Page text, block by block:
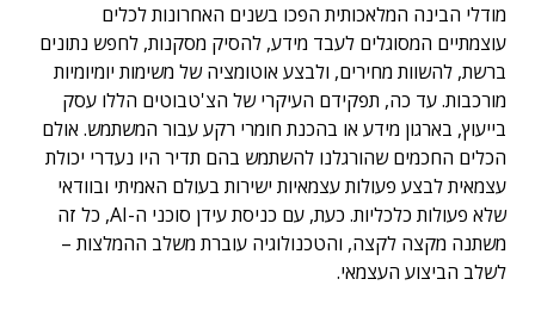
מודלי הבינה המלאכותית הפכו בשנים האחרונות לכלים
עוצמתיים המסוגלים לעבד מידע, להסיק מסקנות, לחפש נתונים
ברשת, להשוות מחירים, ולבצע אוטומציה של משימות יומיומיות
מורכבות. עד כה, תפקידם העיקרי של הצ'טבוטים הללו עסק
בייעוץ, בארגון מידע או בהכנת חומרי רקע עבור המשתמש. אולם
הכלים החכמים שהורגלנו להשתמש בהם תדיר היו נעדרי יכולת
עצמאית לבצע פעולות עצמאיות ישירות בעולם האמיתי ובוודאי
שלא פעולות כלכליות. כעת, עם כניסת עידן סוכני ה-AI, כל זה
משתנה מקצה לקצה, והטכנולוגיה עוברת משלב ההמלצות –
לשלב הביצוע העצמאי.